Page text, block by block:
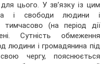
цього. У зв’язку із цим
і свободи людини і
(на період дії
Сутність обмеження
людини і громадянина під
чергу, пояснюється